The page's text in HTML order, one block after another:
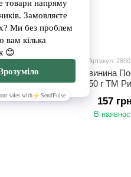
Артикул:
Консерва "Свинина
450 г ТМ
157 грн
В